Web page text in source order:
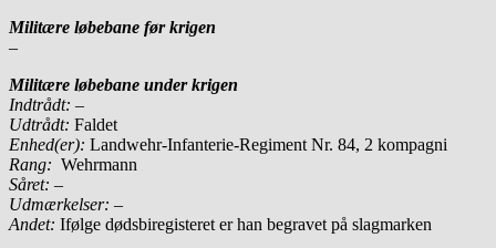
Militære løbebane før krigen
–
Militære løbebane under krigen
Indtrådt: –
Udtrådt: Faldet
Enhed(er): Landwehr-Infanterie-Regiment Nr. 84, 2 kompagni
Rang: Wehrmann
Såret: –
Udmærkelser: –
Andet: Ifølge dødsbiregisteret er han begravet på slagmarken